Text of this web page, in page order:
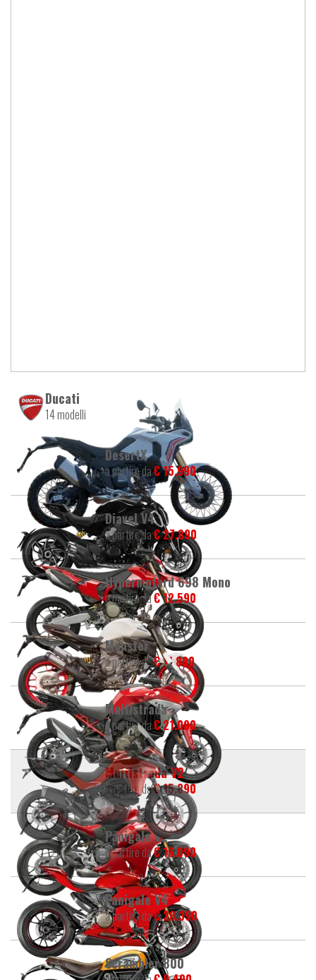
Ducati
14 modelli
DesertX
a partire da€ 15.990
Diavel V4
a partire da€ 27.890
Hypermotard 698 Mono
a partire da€ 12.590
Monster
a partire da€ 11.890
Multistrada
a partire da€ 21.090
Multistrada V2
a partire da€ 15.890
Panigale V2
a partire da€ 16.090
Panigale V4
a partire da€ 28.390
Scrambler 800